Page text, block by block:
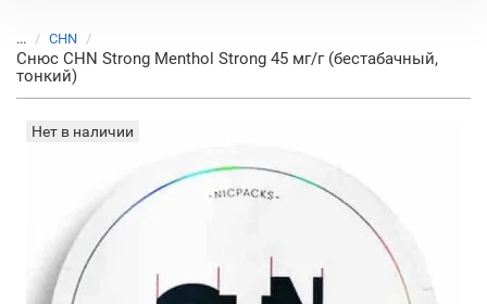
... CHN
Снюс CHN Strong Menthol Strong 45 мг/г (бестабачный,
тонкий)
Нет в наличии